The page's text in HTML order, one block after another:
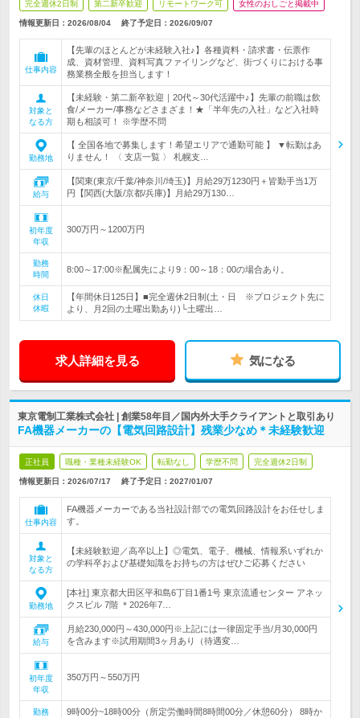
完全週休2日制 第二新卒歓迎 リモートワーク可 女性のおしごと掲載中
情報更新日：2026/08/04 終了予定日： 2026/09/07
仕事内容
【先輩のほとんどが未経験入社♪】各種資料・請求書・伝票作
成、資材管理、資料写真ファイリングなど、街づくりにおける事
務業務全般を担当します！
対象と
なる方
【未経験・第二新卒歓迎｜20代～30代活躍中♪】先輩の前職は飲
食/メーカー/事務などさまざま！★「半年先の入社」など入社時
期も相談可！ ※学歴不問
勤務地
【 全国各地で募集します！希望エリアで通勤可能 】 ▼転勤はあ
りません！ 〈 支店一覧 〉 札幌支…
給与
【関東(東京/千葉/神奈川/埼玉)】月給29万1230円＋皆勤手当1万
円【関西(大阪/京都/兵庫)】月給29万130…
初年度
年収
300万円～1200万円
勤務
時間
8:00～17:00※配属先により9：00～18：00の場合あり。
休日
休暇
【年間休日125日】■完全週休2日制(土・日 ※プロジェクト先に
より、月2回の土曜出勤あり)└土曜出…
求人詳細を見る 気になる
東京電制工業株式会社 | 創業58年目／国内外大手クライアントと取引あり
FA機器メーカーの【電気回路設計】残業少なめ＊未経験歓迎
正社員 職種・業種未経験OK 転勤なし 学歴不問 完全週休2日制
情報更新日：2026/07/17 終了予定日： 2027/01/07
仕事内容
FA機器メーカーである当社設計部での電気回路設計をお任せしま
す。
対象と
なる方
【未経験歓迎／高卒以上】◎電気、電子、機械、情報系いずれか
の学科卒および基礎知識をお持ちの方はぜひご応募ください
勤務地
[本社] 東京都大田区平和島6丁目1番1号 東京流通センター アネッ
クスビル 7階 ＊2026年7…
給与
月給230,000円～430,000円※上記には一律固定手当/月30,000円
を含みます※試用期間3ヶ月あり（待遇変…
初年度
年収
350万円～550万円
勤務
9時00分~18時00分（所定労働時間8時間00分／休憩60分） 8時か